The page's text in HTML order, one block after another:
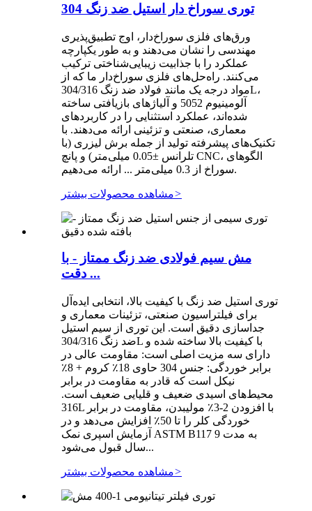
توری سوراخ دار استیل ضد زنگ 304
ورق‌های فلزی سوراخ‌دار، اوج تطبیق‌پذیری
مهندسی را نشان می‌دهند و به طور یکپارچه
عملکرد را با جذابیت زیبایی‌شناختی ترکیب
می‌کنند. راه‌حل‌های فلزی سوراخ‌دار ما که از
مواد درجه یک مانند فولاد ضد زنگ 304/316L،
آلومینیوم 5052 و آلیاژهای بازیافتی ساخته
شده‌اند، عملکرد استثنایی را در کاربردهای
معماری، صنعتی و تزئینی ارائه می‌دهند. با
تکنیک‌های پیشرفته تولید از جمله برش لیزری (با
تلرانس ±0.05 میلی‌متر) و پانچ CNC، الگوهای
سوراخ از 0.3 میلی‌متر ... ارائه می‌دهیم.
مشاهده محصولات بیشتر>
مش سیم فولادی ضد زنگ ممتاز - با
دقت ...
توری استیل ضد زنگ با کیفیت بالا، انتخابی ایده‌آل
برای فیلتراسیون صنعتی، تزئینات معماری و
جداسازی دقیق است. این توری از سیم استیل
ضد زنگ 304/316L با کیفیت بالا ساخته شده و
دارای سه مزیت اصلی است: مقاومت عالی در
برابر خوردگی: جنس 304 حاوی 18٪ کروم + 8٪
نیکل است که قادر به مقاومت در برابر
محیط‌های اسیدی ضعیف و قلیایی ضعیف است.
316L با افزودن 2-3٪ مولیبدن، مقاومت در برابر
خوردگی کلر را تا 50٪ افزایش می‌دهد و در
آزمایش اسپری نمک ASTM B117 به مدت 9
سال قبول می‌شود...
مشاهده محصولات بیشتر>